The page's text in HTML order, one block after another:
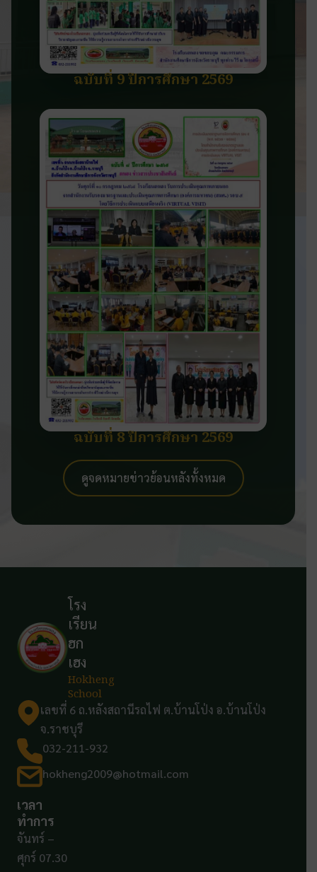
ฉบับที่ 9 ปีการศึกษา 2569
ฉบับที่ 8 ปีการศึกษา 2569
ดูจดหมายข่าวย้อนหลังทั้งหมด
โรง
เรียน
ฮก
เฮง
Hokheng
School
เลขที่ 6 ถ.หลังสถานีรถไฟ ต.บ้านโป่ง อ.บ้านโป่ง
จ.ราชบุรี
032-211-932
hokheng2009@hotmail.com
เวลา
ทำการ
จันทร์ –
ศุกร์ 07.30